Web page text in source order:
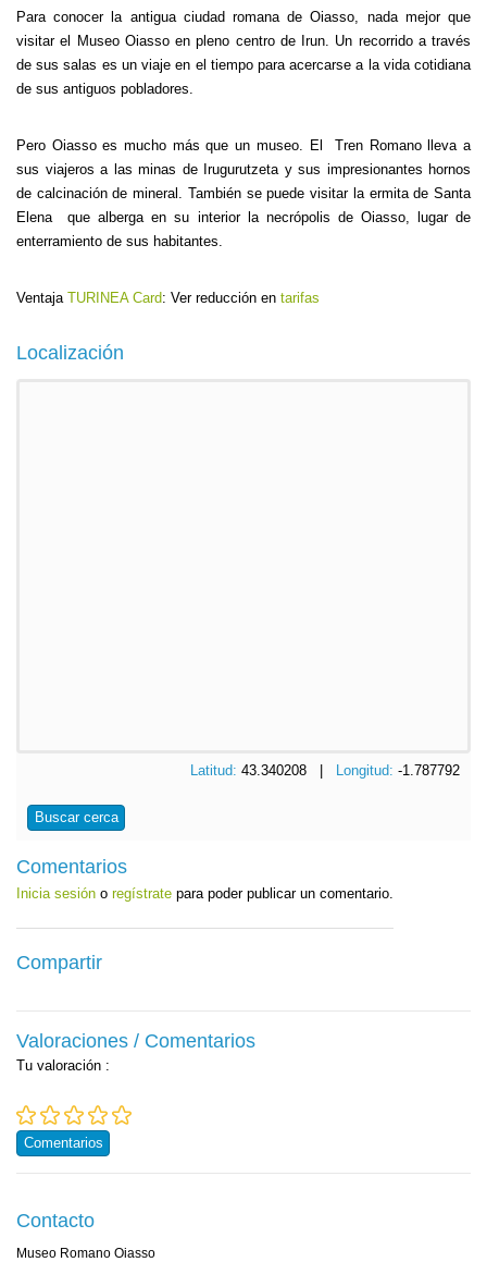
Para conocer la antigua ciudad romana de Oiasso, nada mejor que
visitar el Museo Oiasso en pleno centro de Irun. Un recorrido a través
de sus salas es un viaje en el tiempo para acercarse a la vida cotidiana
de sus antiguos pobladores.
Pero Oiasso es mucho más que un museo. El Tren Romano lleva a
sus viajeros a las minas de Irugurutzeta y sus impresionantes hornos
de calcinación de mineral. También se puede visitar la ermita de Santa
Elena que alberga en su interior la necrópolis de Oiasso, lugar de
enterramiento de sus habitantes.
Ventaja TURINEA Card: Ver reducción en tarifas
Localización
Latitud: 43.340208 | Longitud: -1.787792
Buscar cerca
Comentarios
Inicia sesión o regístrate para poder publicar un comentario.
Compartir
Valoraciones / Comentarios
Tu valoración :
Comentarios
Contacto
Museo Romano Oiasso